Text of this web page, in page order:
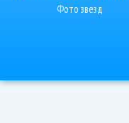
Фото звезд